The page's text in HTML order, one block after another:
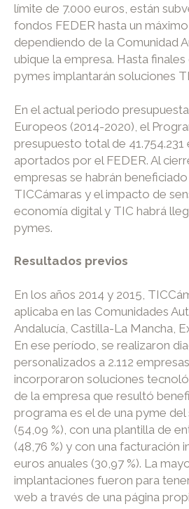
límite de 7.000 euros, están
fondos FEDER hasta un
dependiendo de la Comunidad
ubique la empresa. Hasta
pymes implantarán soluciones
En el actual periodo
Europeos (2014-2020), el
presupuesto total de 41.754.231
aportados por el FEDER. Al
empresas se habrán
TICCámaras y el impacto de
economía digital y TIC habrá
pymes.
Resultados previos
En los años 2014 y 2015,
aplicaba en las Comunidades
Andalucía, Castilla-La Mancha,
En ese período, se realizaron
personalizados a 2.112
incorporaron soluciones
de la empresa que resultó
programa es el de una pyme
(54,09 %), con una plantilla de
(48,76 %) y con una facturación
euros anuales (30,97 %). La
implantaciones fueron para
web a través de una página